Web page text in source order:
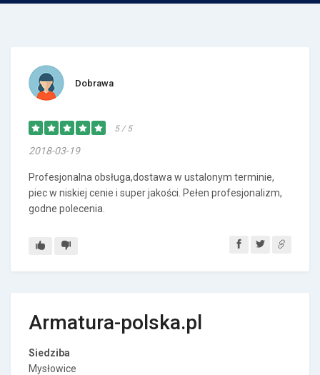
Dobrawa
5 / 5
2018-03-19
Profesjonalna obsługa,dostawa w ustalonym terminie,
piec w niskiej cenie i super jakości. Pełen profesjonalizm,
godne polecenia.
Armatura-polska.pl
Siedziba
Mysłowice